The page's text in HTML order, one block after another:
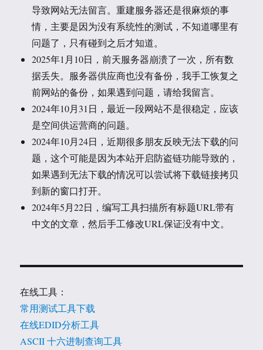
导致网站无法留言。重建服务器还是很麻烦的事
情，主要是因为没有系统性的测试，不知道哪里有
问题了，只有碰到之后才知道。
2025年1月10日，前天服务器崩溃了一次，所有数
据丢失。服务器供应商也没有备份，我手工恢复之
前网站的备份，如果遇到问题，请给我留言。
2024年10月31日，最近一段网站不是很稳定，应该
是空间供运营商的问题。
2024年10月24日，近期很多朋友反映无法下载的问
题，这个可能是因为本站开启防盗链功能导致的，
如果遇到无法下载的情况可以尝试将下载链接拷贝
到新的窗口打开。
2024年5月22日，编写工具扫描所有标题URL带有
中文的文章，然后手工修改URL保证没有中文。
在线工具：
常用测试工具下载
在线EDID分析工具
ASCII 十六进制查询工具